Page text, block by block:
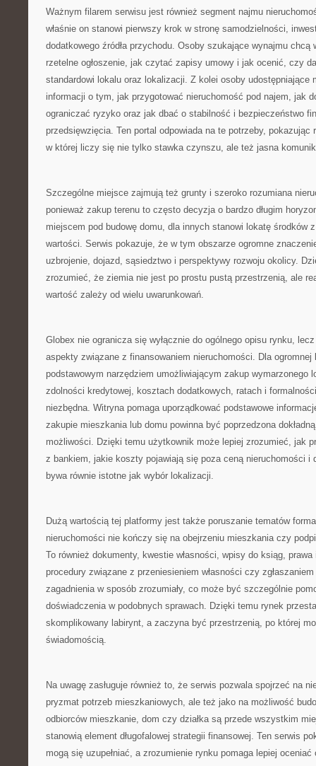
Ważnym filarem serwisu jest również segment najmu
właśnie on stanowi pierwszy krok w stronę samodzielności,
dodatkowego źródła przychodu. Osoby szukające wynajmu chcą
rzetelne ogłoszenie, jak czytać zapisy umowy i jak ocenić, czy
standardowi lokalu oraz lokalizacji. Z kolei osoby udostępniające
informacji o tym, jak przygotować nieruchomość pod najem, jak
ograniczać ryzyko oraz jak dbać o stabilność i bezpieczeństwo
przedsięwzięcia. Ten portal odpowiada na te potrzeby,
w której liczy się nie tylko stawka czynszu, ale też jasna
Szczególne miejsce zajmują też grunty i szeroko rozumiana
ponieważ zakup terenu to często decyzja o bardzo długim
miejscem pod budowę domu, dla innych stanowi lokatę środków
wartości. Serwis pokazuje, że w tym obszarze ogromne
uzbrojenie, dojazd, sąsiedztwo i perspektywy rozwoju okolicy.
zrozumieć, że ziemia nie jest po prostu pustą przestrzenią, ale
wartość zależy od wielu uwarunkowań.
Globex nie ogranicza się wyłącznie do ogólnego opisu rynku,
aspekty związane z finansowaniem nieruchomości. Dla
podstawowym narzędziem umożliwiającym zakup wymarzonego
zdolności kredytowej, kosztach dodatkowych, ratach i
niezbędna. Witryna pomaga uporządkować podstawowe
zakupie mieszkania lub domu powinna być poprzedzona
możliwości. Dzięki temu użytkownik może lepiej zrozumieć, jak
z bankiem, jakie koszty pojawiają się poza ceną nieruchomości i
bywa równie istotne jak wybór lokalizacji.
Dużą wartością tej platformy jest także poruszanie tematów
nieruchomości nie kończy się na obejrzeniu mieszkania czy
To również dokumenty, kwestie własności, wpisy do ksiąg,
procedury związane z przeniesieniem własności czy
zagadnienia w sposób zrozumiały, co może być szczególnie
doświadczenia w podobnych sprawach. Dzięki temu rynek
skomplikowany labirynt, a zaczyna być przestrzenią, po której
świadomością.
Na uwagę zasługuje również to, że serwis pozwala spojrzeć na
pryzmat potrzeb mieszkaniowych, ale też jako na możliwość
odbiorców mieszkanie, dom czy działka są przede wszystkim
stanowią element długofalowej strategii finansowej. Ten serwis
mogą się uzupełniać, a zrozumienie rynku pomaga lepiej